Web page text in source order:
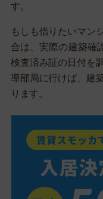
す。
もしも借りたいマン
合は、実際の建築確
検査済み証の日付を
導部局に行けば、建
ります。